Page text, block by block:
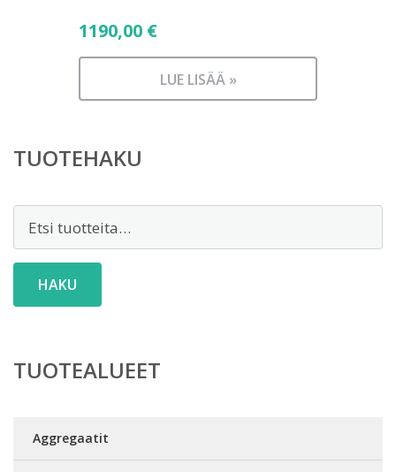
1190,00 €
LUE LISÄÄ »
TUOTEHAKU
HAKU
TUOTEALUEET
Aggregaatit